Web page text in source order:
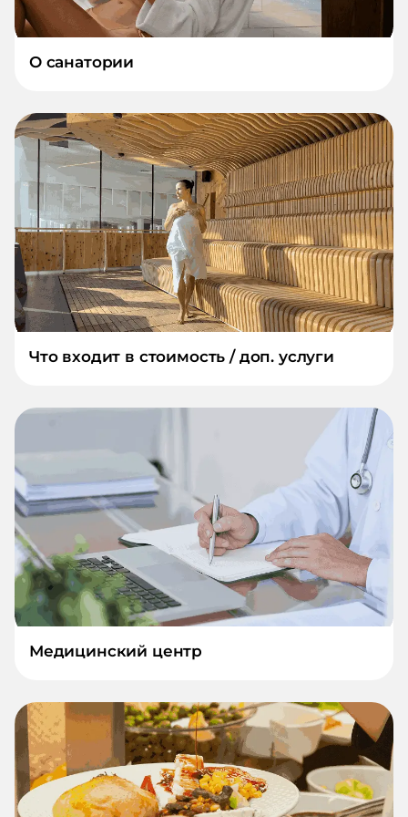
О санатории
Что входит в стоимость / доп. услуги
Медицинский центр